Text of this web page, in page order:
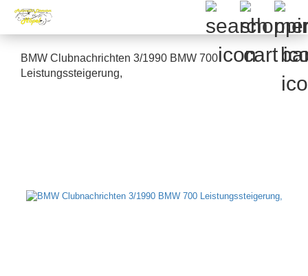
BMW Clubnachrichten 3/1990 BMW 700
Leistungssteigerung,